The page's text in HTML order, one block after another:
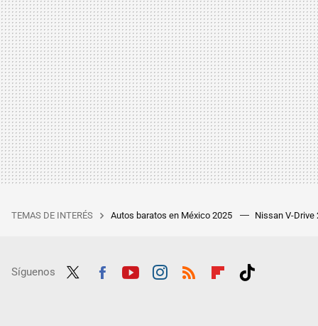
TEMAS DE INTERÉS Autos baratos en México 2025 Nissan V-Drive
Síguenos